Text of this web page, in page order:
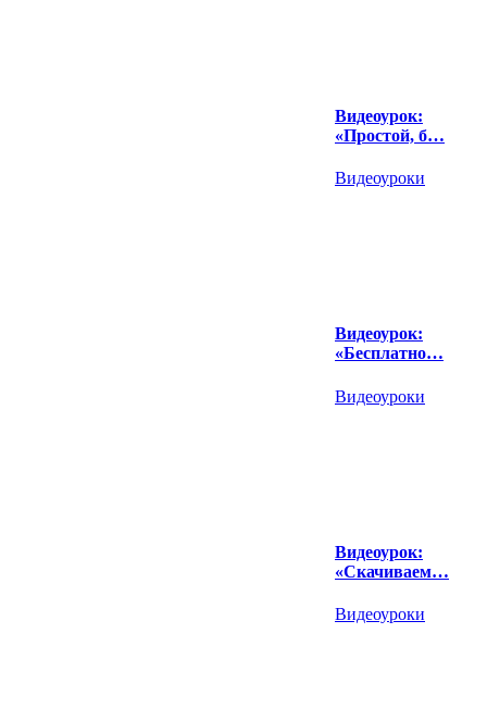
Видеоурок:
«Простой, б…
Видеоуроки
Видеоурок:
«Бесплатно…
Видеоуроки
Видеоурок:
«Скачиваем…
Видеоуроки